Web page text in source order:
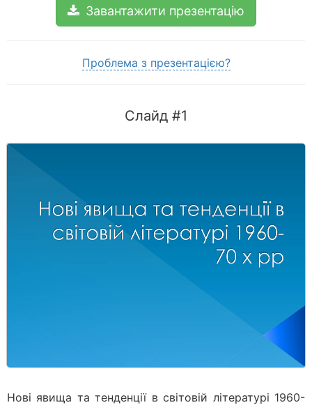
Завантажити презентацію
Проблема з презентацією?
Слайд #1
Нові явища та тенденції в світовій літературі 1960-